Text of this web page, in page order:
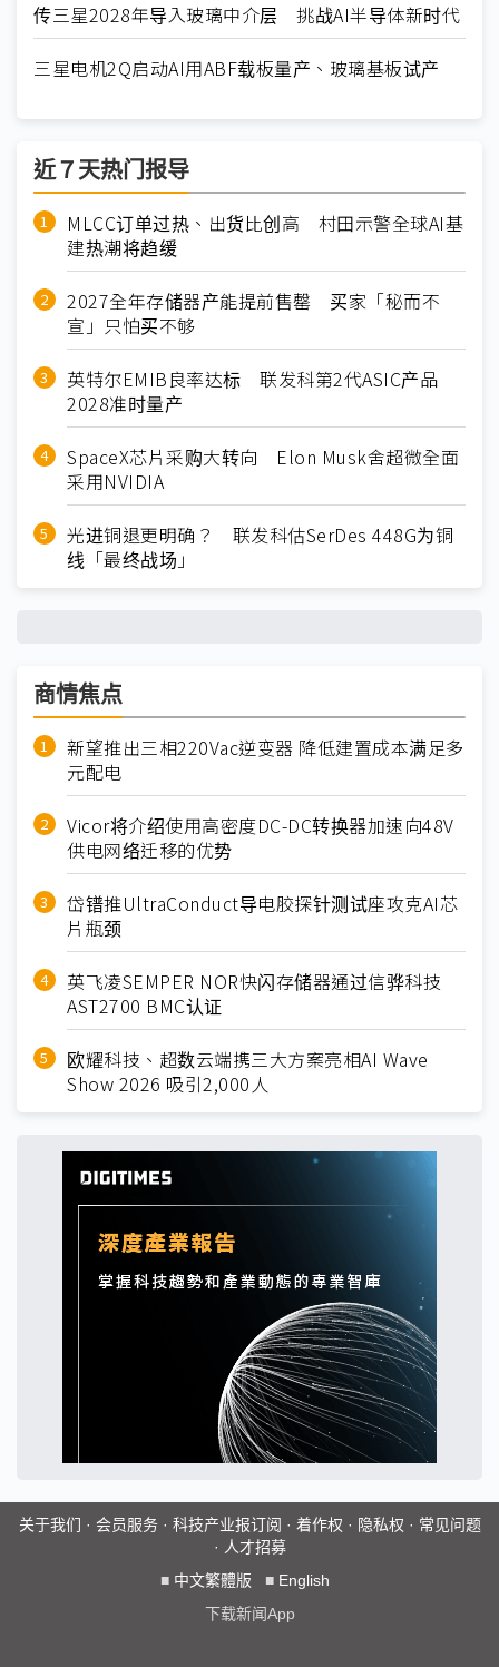
传三星2028年导入玻璃中介层 挑战AI半导体新时代
三星电机2Q启动AI用ABF载板量产、玻璃基板试产
近７天热门报导
MLCC订单过热、出货比创高 村田示警全球AI基
建热潮将趋缓
2027全年存储器产能提前售罄 买家「秘而不
宣」只怕买不够
英特尔EMIB良率达标 联发科第2代ASIC产品
2028准时量产
SpaceX芯片采购大转向 Elon Musk舍超微全面
采用NVIDIA
光进铜退更明确？ 联发科估SerDes 448G为铜
线「最终战场」
商情焦点
新望推出三相220Vac逆变器 降低建置成本满足多
元配电
Vicor将介绍使用高密度DC-DC转换器加速向48V
供电网络迁移的优势
岱镨推UltraConduct导电胶探针测试座攻克AI芯
片瓶颈
英飞凌SEMPER NOR快闪存储器通过信骅科技
AST2700 BMC认证
欧耀科技、超数云端携三大方案亮相AI Wave
Show 2026 吸引2,000人
关于我们 · 会员服务· 科技产业报订阅 · 着作权 · 隐私权 · 常见问题
· 人才招募
■ 中文繁體版 ■ English
下载新闻App